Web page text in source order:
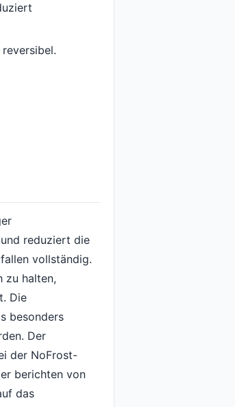
reduziert die
vollständig.
zu halten,
Die
besonders
Der
der NoFrost-
berichten von
das